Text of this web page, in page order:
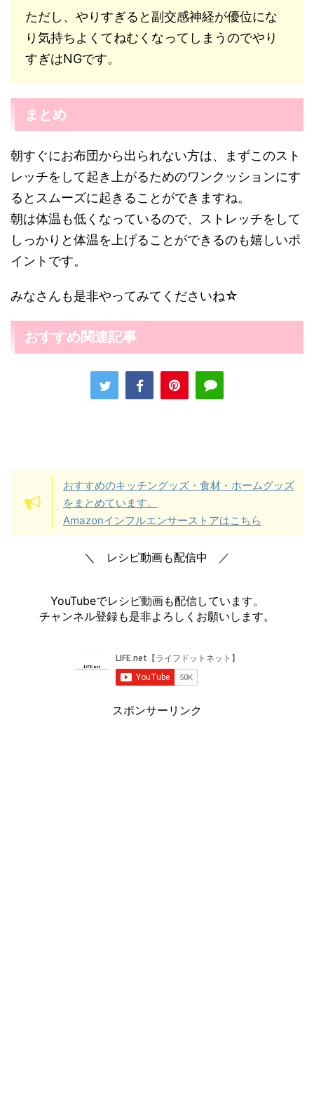
ただし、やりすぎると副交感神経が優位にな
り気持ちよくてねむくなってしまうのでやり
すぎはNGです。
まとめ
朝すぐにお布団から出られない方は、まずこのスト
レッチをして起き上がるためのワンクッションにす
るとスムーズに起きることができますね。
朝は体温も低くなっているので、ストレッチをして
しっかりと体温を上げることができるのも嬉しいポ
イントです。
みなさんも是非やってみてくださいね☆
おすすめ関連記事
おすすめのキッチングッズ・食材・ホームグッズ
をまとめています。
Amazonインフルエンサーストアはこちら
＼ レシピ動画も配信中 ／
YouTubeでレシピ動画も配信しています。
チャンネル登録も是非よろしくお願いします。
スポンサーリンク